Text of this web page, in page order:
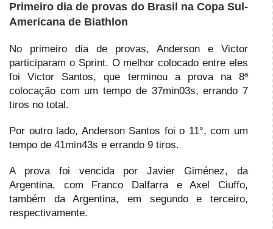
Primeiro dia de provas do Brasil na Copa Sul-
Americana de Biathlon
No primeiro dia de provas, Anderson e Victor
participaram o Sprint. O melhor colocado entre eles
foi Victor Santos, que terminou a prova na 8ª
colocação com um tempo de 37min03s, errando 7
tiros no total.
Por outro lado, Anderson Santos foi o 11°, com um
tempo de 41min43s e errando 9 tiros.
A prova foi vencida por Javier Giménez, da
Argentina, com Franco Dalfarra e Axel Ciuffo,
também da Argentina, em segundo e terceiro,
respectivamente.